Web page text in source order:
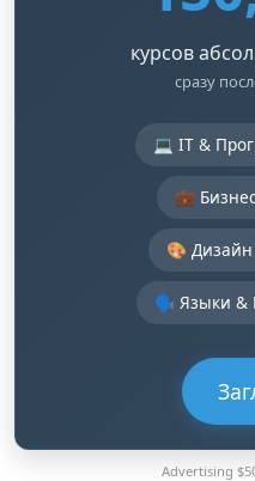
курсов
сразу
💻 IT &
💼
🎨 Дизайн
🗣️ Языки &
Advertising